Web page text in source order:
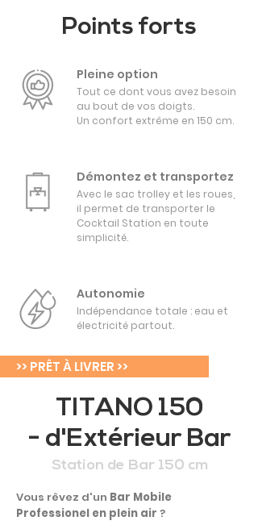
Points forts
Pleine option
Tout ce dont vous avez besoin
au bout de vos doigts.
Un confort extrême en 150 cm.
Démontez et transportez
Avec le sac trolley et les roues,
il permet de transporter le
Cocktail Station en toute
simplicité.
Autonomie
Indépendance totale : eau et
électricité partout.
>> PRÊT À LIVRER >>
TITANO 150
- d'Extérieur Bar
Station de Bar 150 cm
Vous rêvez d'un Bar Mobile
Professionel en plein air ?